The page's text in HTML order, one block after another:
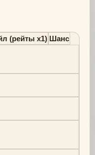
(рейты х1) Шанс